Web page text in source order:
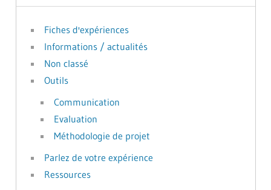
Fiches d'expériences
Informations / actualités
Non classé
Outils
Communication
Evaluation
Méthodologie de projet
Parlez de votre expérience
Ressources